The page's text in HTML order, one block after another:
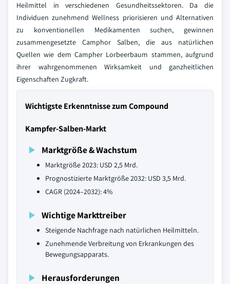
Heilmittel in verschiedenen Gesundheitssektoren. Da die
Individuen zunehmend Wellness priorisieren und Alternativen
zu konventionellen Medikamenten suchen, gewinnen
zusammengesetzte Camphor Salben, die aus natürlichen
Quellen wie dem Campher Lorbeerbaum stammen, aufgrund
ihrer wahrgenommenen Wirksamkeit und ganzheitlichen
Eigenschaften Zugkraft.
Wichtigste Erkenntnisse zum Compound
Kampfer-Salben-Markt
Marktgröße & Wachstum
Marktgröße 2023: USD 2,5 Mrd.
Prognostizierte Marktgröße 2032: USD 3,5 Mrd.
CAGR (2024–2032): 4%
Wichtige Markttreiber
Steigende Nachfrage nach natürlichen Heilmitteln.
Zunehmende Verbreitung von Erkrankungen des
Bewegungsapparats.
Herausforderungen